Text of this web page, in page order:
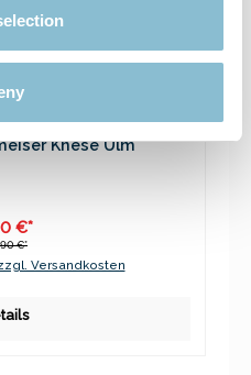
Knese Ulm
€*
€*
Versandkosten